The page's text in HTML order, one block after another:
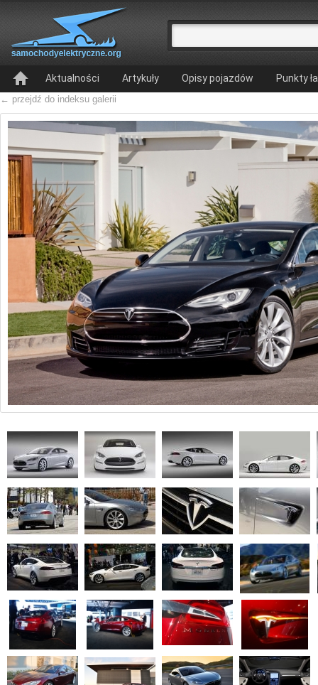
Aktualności Artykuły Opisy pojazdów Punkty
← przejdź do indeksu galerii